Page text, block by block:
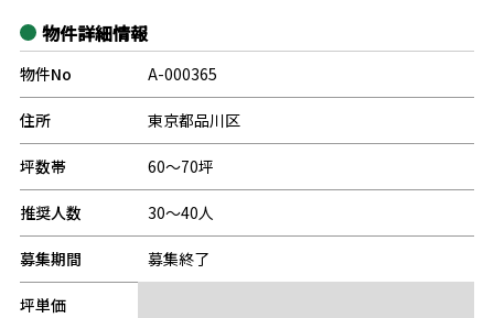
物件詳細情報
物件No A-000365
住所 東京都品川区
坪数帯 60～70坪
推奨人数 30～40人
募集期間 募集終了
坪単価